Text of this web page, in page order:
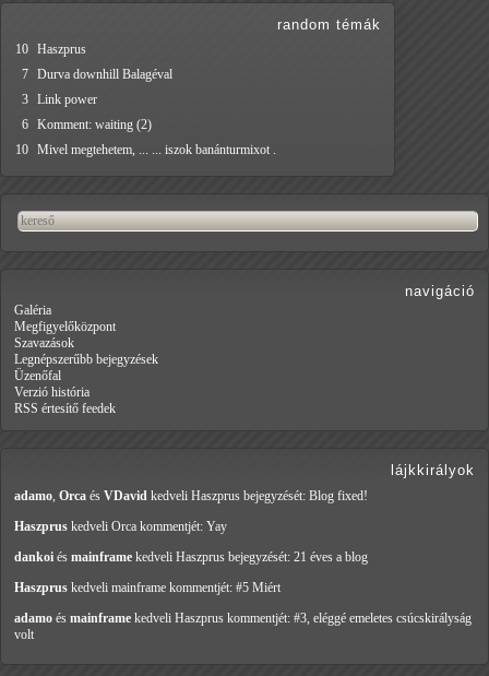
random témák
10 Haszprus
7 Durva downhill Balagéval
3 Link power
6 Komment: waiting (2)
10 Mivel megtehetem, ... ... iszok banánturmixot .
navigáció
Galéria
Megfigyelőközpont
Szavazások
Legnépszerűbb bejegyzések
Üzenőfal
Verzió história
RSS értesítő feedek
lájkkirályok
adamo, Orca és VDavid kedveli Haszprus bejegyzését: Blog fixed!
Haszprus kedveli Orca kommentjét: Yay
dankoi és mainframe kedveli Haszprus bejegyzését: 21 éves a blog
Haszprus kedveli mainframe kommentjét: #5 Miért
adamo és mainframe kedveli Haszprus kommentjét: #3, eléggé emeletes csúcskirályság
volt